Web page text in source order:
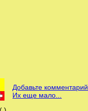
Добавьте комментарий.
Их еще мало...